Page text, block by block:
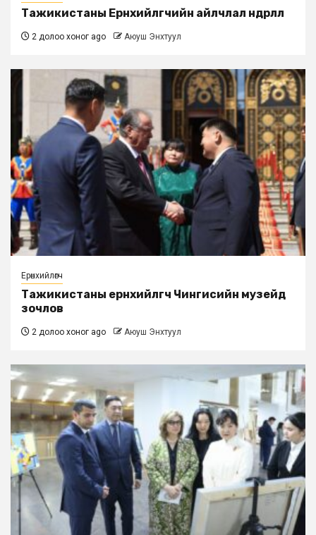
Тажикистаны Ерөнхийлөгчийн айлчлал өндөрлөлөө
2 долоо хоног ago Аюуш Энхтуул
Ерөнхийлөгч
Тажикистаны ерөнхийлөгч Чингисийн музейд
зочлов
2 долоо хоног ago Аюуш Энхтуул